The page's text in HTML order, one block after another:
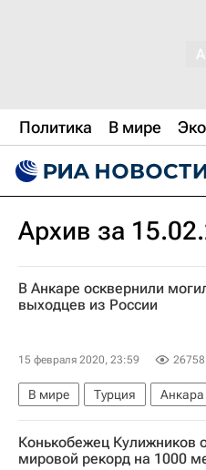
Политика В мире
Архив за
В Анкаре осквернили
выходцев из России
15 февраля 2020, 23:59 26758
В мире Турция
Алексей Ерхов
Россия
Конькобежец Кулижников
мировой рекорд на 1000